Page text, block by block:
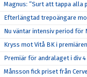
Magnus: ”Surt att tappa alla
Efterlängtad trepoängare
Nu väntar intensiv period för
Kryss mot Vitå BK i premiären
Premiär för andralaget i div 4
Månsson fick priset från